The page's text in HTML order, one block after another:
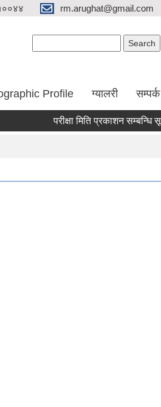
rm.arughat@gmail.com
Profile ग्यालरी सम्पर्क
परीक्षा मिति प्रकाशन सम्बन्धि सूचना ।